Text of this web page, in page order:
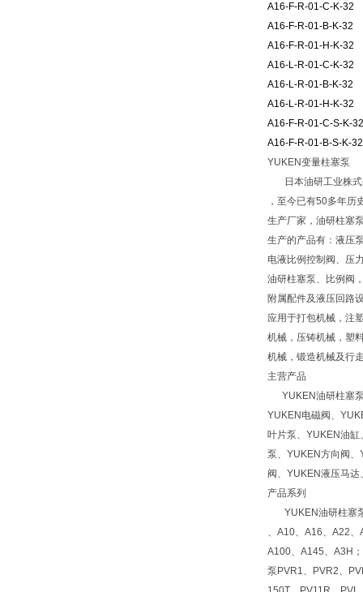
A16-F-R-01-C-K-32
A16-F-R-01-B-K-32
A16-F-R-01-H-K-32
A16-L-R-01-C-K-32
A16-L-R-01-B-K-32
A16-L-R-01-H-K-32
A16-F-R-01-C-S-K-32
A16-F-R-01-B-S-K-32
YUKEN变量柱塞泵
日本油研工业株式
，至今已有50多年历
生产厂家，油研柱塞
生产的产品有：液压
电液比例控制阀、压
油研柱塞泵、比例阀
附属配件及液压回路
应用于打包机械，注
机械，压铸机械，塑
机械，锻造机械及行
主营产品
YUKEN油研柱塞
YUKEN电磁阀、
叶片泵、YUKEN油
泵、YUKEN方向阀
阀、YUKEN液压马
产品系列
YUKEN油研柱塞
、A10、A16、A22
A100、A145、A3H
泵PVR1、PVR2、